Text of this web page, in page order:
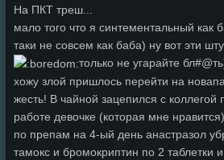
На ПКТ треш...
мало того что я синтементальный как
таки не совсем как баба) ну вот эти
только не угарайте
хожу злой пришлось перейти на
жесть! В чайной зацепился с коллегой
работе девочке (которая мне нравится)
по препам на 4-ый день анастразол
тамокс и бромокриптин по 2 таблетки